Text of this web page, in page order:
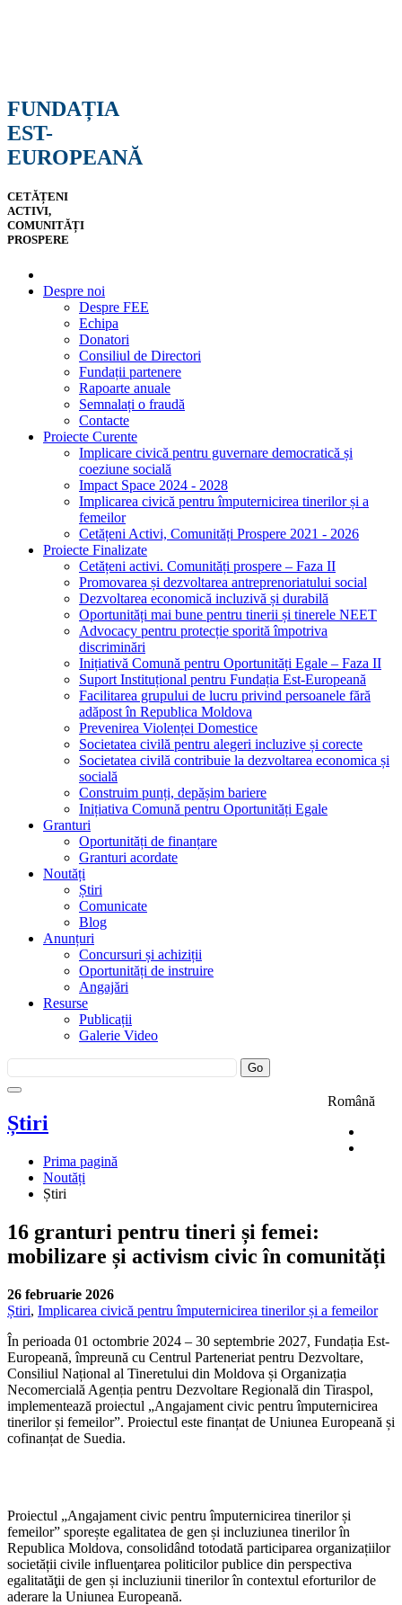
FUNDAȚIA
EST-
EUROPEANĂ
CETĂȚENI
ACTIVI,
COMUNITĂȚI
PROSPERE
Despre noi
Despre FEE
Echipa
Donatori
Consiliul de Directori
Fundații partenere
Rapoarte anuale
Semnalați o fraudă
Contacte
Proiecte Curente
Implicare civică pentru guvernare democratică și
coeziune socială
Impact Space 2024 - 2028
Implicarea civică pentru împuternicirea tinerilor și a
femeilor
Cetățeni Activi, Comunități Prospere 2021 - 2026
Proiecte Finalizate
Cetățeni activi. Comunități prospere – Faza II
Promovarea și dezvoltarea antreprenoriatului social
Dezvoltarea economică incluzivă și durabilă
Oportunități mai bune pentru tinerii și tinerele NEET
Advocacy pentru protecție sporită împotriva
discriminări
Inițiativă Comună pentru Oportunități Egale – Faza II
Suport Instituțional pentru Fundația Est-Europeană
Facilitarea grupului de lucru privind persoanele fără
adăpost în Republica Moldova
Prevenirea Violenței Domestice
Societatea civilă pentru alegeri incluzive și corecte
Societatea civilă contribuie la dezvoltarea economica și
socială
Construim punți, depășim bariere
Inițiativa Comună pentru Oportunități Egale
Granturi
Oportunități de finanțare
Granturi acordate
Noutăți
Știri
Comunicate
Blog
Anunțuri
Concursuri și achiziții
Oportunități de instruire
Angajări
Resurse
Publicații
Galerie Video
Română
Știri
Prima pagină
Noutăți
Știri
16 granturi pentru tineri și femei:
mobilizare și activism civic în comunități
26 februarie 2026
Știri, Implicarea civică pentru împuternicirea tinerilor și a femeilor
În perioada 01 octombrie 2024 – 30 septembrie 2027, Fundația Est-
Europeană, împreună cu Centrul Parteneriat pentru Dezvoltare,
Consiliul Național al Tineretului din Moldova și Organizația
Necomercială Agenția pentru Dezvoltare Regională din Tiraspol,
implementează proiectul „Angajament civic pentru împuternicirea
tinerilor și femeilor”. Proiectul este finanțat de Uniunea Europeană și
cofinanțat de Suedia.
Proiectul „Angajament civic pentru împuternicirea tinerilor și
femeilor” sporește egalitatea de gen și incluziunea tinerilor în
Republica Moldova, consolidând totodată participarea organizațiilor
societății civile influenţarea politicilor publice din perspectiva
egalitatăţii de gen și incluziunii tinerilor în contextul eforturilor de
aderare la Uniunea Europeană.